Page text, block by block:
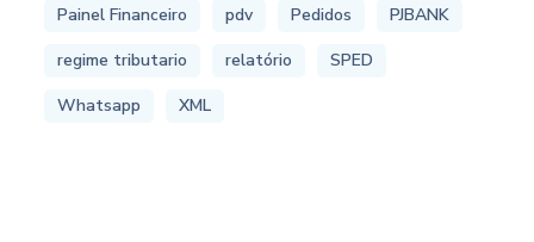
Painel Financeiro
pdv Pedidos
PJBANK
regime tributario
relatório
SPED
Whatsapp
XML